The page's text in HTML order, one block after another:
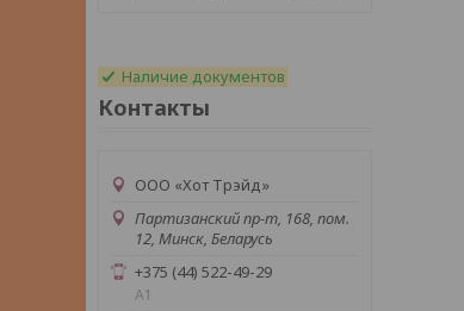
Наличие документов
Контакты
ООО «Хот Трэйд»
Партизанский пр-т, 168, пом.
12, Минск, Беларусь
+375 (44) 522-49-29
А1